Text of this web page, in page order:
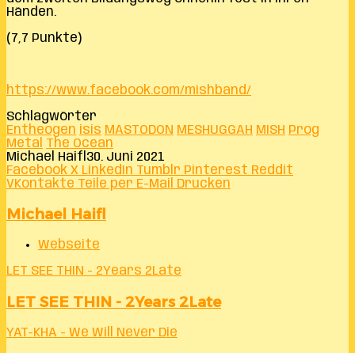
Händen.
(7,7 Punkte)
https://www.facebook.com/mishband/
Schlagwörter
Entheogen isis MASTODON MESHUGGAH MISH Prog
Metal The Ocean
Michael Haifl 30. Juni 2021
Facebook X LinkedIn Tumblr Pinterest Reddit
VKontakte Teile per E-Mail Drucken
Michael Haifl
Webseite
LET SEE THIN - 2Years 2Late
LET SEE THIN - 2Years 2Late
YAT-KHA - We Will Never Die